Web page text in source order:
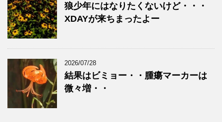
狼少年にはなりたくないけど・・・
XDAYが来ちまったよー
2026/07/28
結果はビミョー・・腫瘍マーカーは
微々増・・